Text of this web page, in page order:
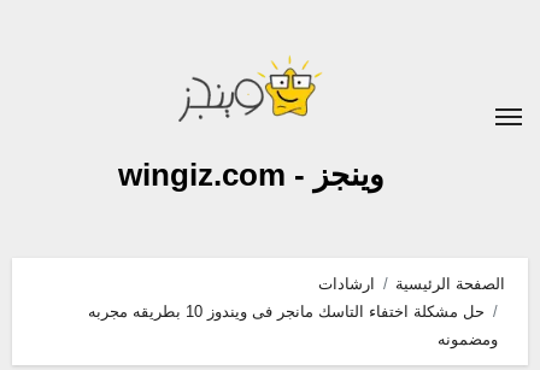
وينجز - wingiz.com
الصفحة الرئيسية
ارشادات
حل مشكلة اختفاء التاسك مانجر فى ويندوز 10 بطريقه مجربه
ومضمونه